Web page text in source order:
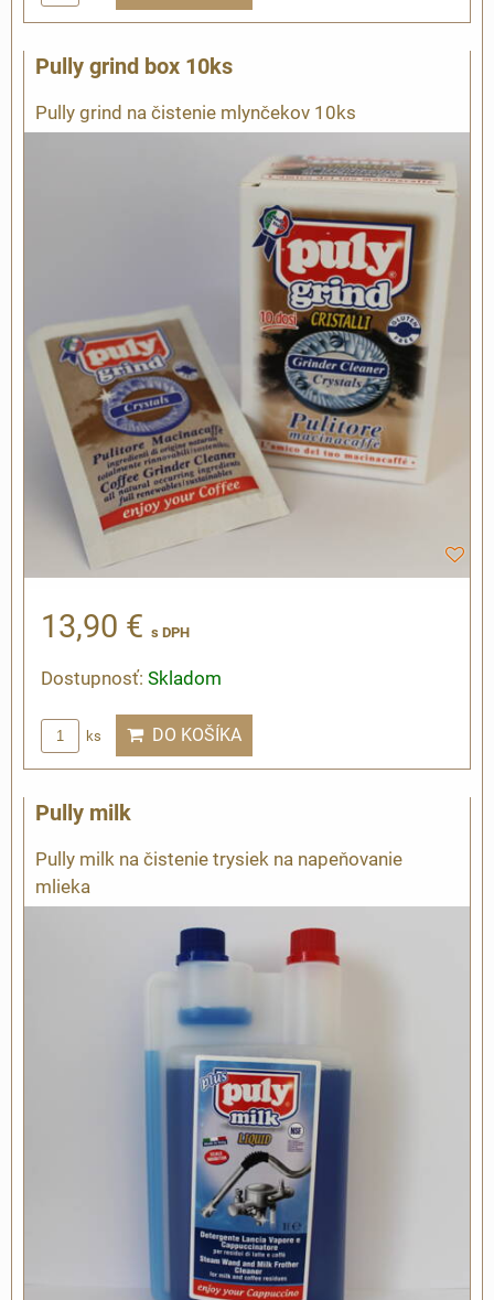
Pully grind box 10ks
Pully grind na čistenie mlynčekov 10ks
13,90 € s DPH
Dostupnosť: Skladom
ks DO KOŠÍKA
Pully milk
Pully milk na čistenie trysiek na napeňovanie
mlieka